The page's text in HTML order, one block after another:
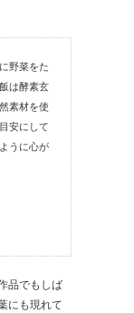
野菜をた
は酵素玄
素材を使
安にして
うに心が
品でもしば
にも現れて